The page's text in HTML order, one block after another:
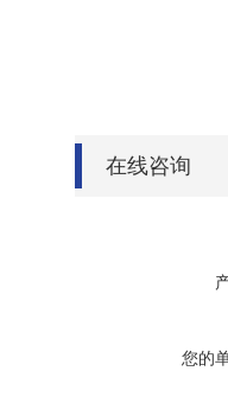
在线咨询
您的